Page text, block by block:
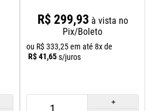
R$ 299,93 à vista no
Pix/Boleto
ou R$333,25em até 8x de
R$41,65s/juros
＋